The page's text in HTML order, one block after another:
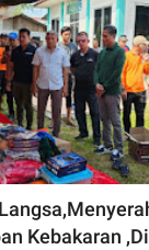
Kebakaran